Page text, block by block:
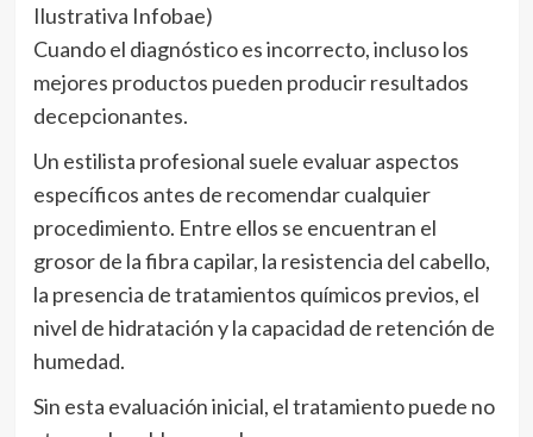
Ilustrativa Infobae)
Cuando el diagnóstico es incorrecto, incluso los
mejores productos pueden producir resultados
decepcionantes.
Un estilista profesional suele evaluar aspectos
específicos antes de recomendar cualquier
procedimiento. Entre ellos se encuentran el
grosor de la fibra capilar, la resistencia del cabello,
la presencia de tratamientos químicos previos, el
nivel de hidratación y la capacidad de retención de
humedad.
Sin esta evaluación inicial, el tratamiento puede no